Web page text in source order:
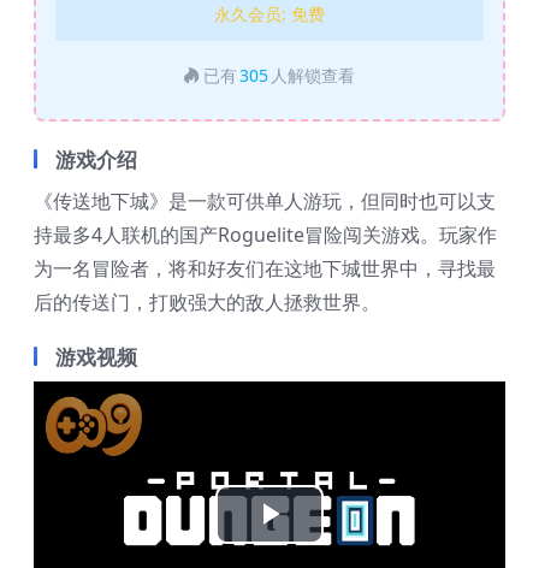
永久会员: 免费
已有305 人解锁查看
游戏介绍
《传送地下城》是一款可供单人游玩，但同时也可以支
持最多4人联机的国产Roguelite冒险闯关游戏。玩家作
为一名冒险者，将和好友们在这地下城世界中，寻找最
后的传送门，打败强大的敌人拯救世界。
游戏视频
Play